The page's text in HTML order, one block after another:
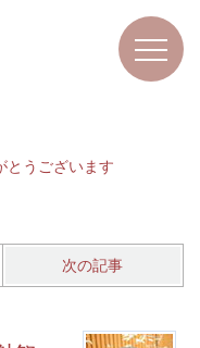
とうございます
次の記事